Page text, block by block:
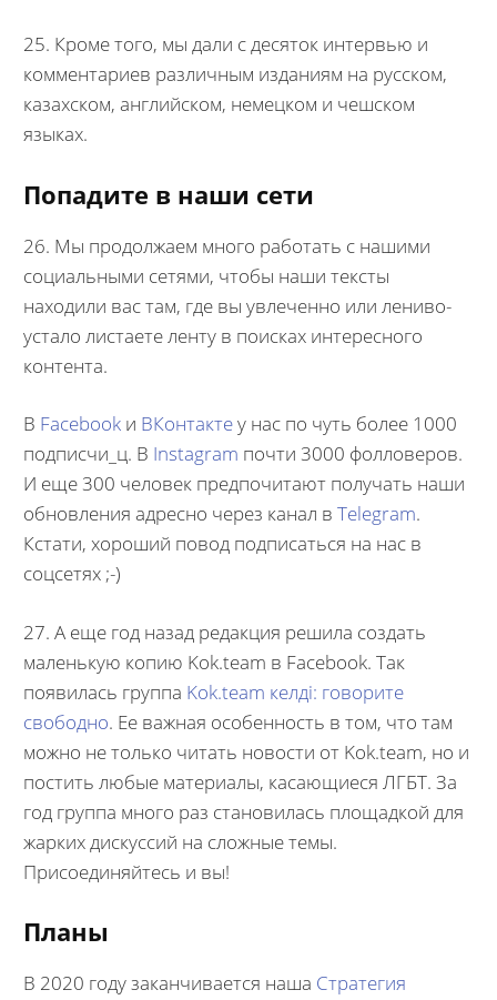
25. Кроме того, мы дали с десяток интервью и
комментариев различным изданиям на русском,
казахском, английском, немецком и чешском
языках.
Попадите в наши сети
26. Мы продолжаем много работать с нашими
социальными сетями, чтобы наши тексты
находили вас там, где вы увлеченно или лениво-
устало листаете ленту в поисках интересного
контента.
В Facebookи ВКонтактеу нас по чуть более 1000
подписчи_ц. В Instagram почти 3000 фолловеров.
И еще 300 человек предпочитают получать наши
обновления адресно через канал в Telegram.
Кстати, хороший повод подписаться на нас в
соцсетях ;-)
27. А еще год назад редакция решила создать
маленькую копию Kok.team в Facebook. Так
появилась группа Kok.team келдi: говорите
свободно. Ее важная особенность в том, что там
можно не только читать новости от Kok.team, но и
постить любые материалы, касающиеся ЛГБТ. За
год группа много раз становилась площадкой для
жарких дискуссий на сложные темы.
Присоединяйтесь и вы!
Планы
В 2020 году заканчивается наша Стратегия